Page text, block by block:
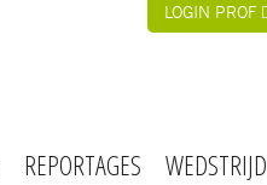
LOGIN PROF
REPORTAGES WEDSTRIJD